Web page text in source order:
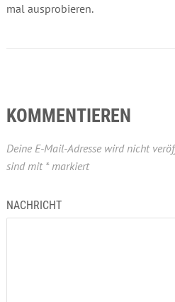
mal ausprobieren.
KOMMENTIEREN
Deine E-Mail-Adresse wird nicht
sind mit *markiert
NACHRICHT